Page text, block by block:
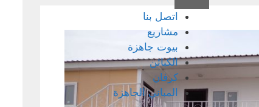
اتصل بنا
مشاريع
بيوت جاهزة
الكبائن
كرفان
المباني الجاهزة